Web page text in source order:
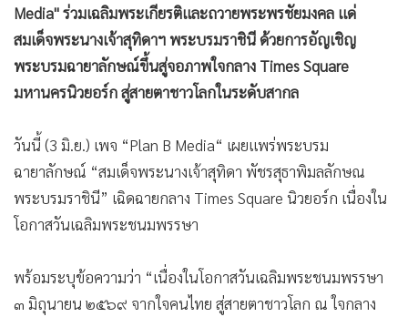
Media" ร่วมเฉลิมพระเกียรติและถวายพระพรชัยมงคล แด่
สมเด็จพระนางเจ้าสุทิดาฯ พระบรมราชินี ด้วยการอัญเชิญ
พระบรมฉายาลักษณ์ขึ้นสู่จอภาพใจกลาง Times Square
มหานครนิวยอร์ก สู่สายตาชาวโลกในระดับสากล
วันนี้ (3 มิ.ย.) เพจ “Plan B Media“ เผยแพร่พระบรม
ฉายาลักษณ์ “สมเด็จพระนางเจ้าสุทิดา พัชรสุธาพิมลลักษณ
พระบรมราชินี” เฉิดฉายกลาง Times Square นิวยอร์ก เนื่องใน
โอกาสวันเฉลิมพระชนมพรรษา
พร้อมระบุข้อความว่า “เนื่องในโอกาสวันเฉลิมพระชนมพรรษา
๓ มิถุนายน ๒๕๖๙ จากใจคนไทย สู่สายตาชาวโลก ณ ใจกลาง